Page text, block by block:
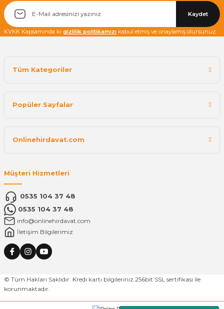
Kaydet
KVKK Kapsamında ki gizlilik politikamızı kabul etmiş ve onaylamış olursunuz.
Tüm Kategoriler
Popüler Sayfalar
Onlinehirdavat.com
Müşteri Hizmetleri
0535 104 37 48
0535 104 37 48
info@onlinehirdavat.com
İletişim Bilgilerimiz
© Tüm Hakları Saklıdır. Kredi kartı bilgileriniz 256bit SSL sertifikası ile
korunmaktadır.